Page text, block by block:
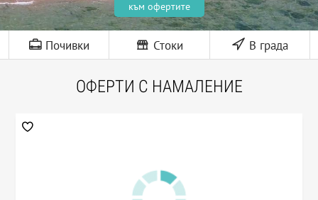
към офертите
Почивки Стоки В града
ОФЕРТИ С НАМАЛЕНИЕ